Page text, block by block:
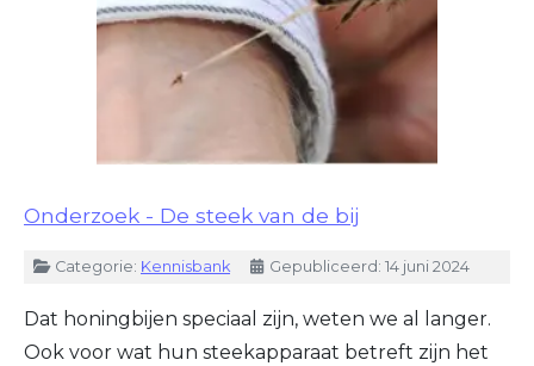
Onderzoek - De steek van de bij
DetailsCategorie: Kennisbank Gepubliceerd: 14 juni 2024
Dat honingbijen speciaal zijn, weten we al langer.
Ook voor wat hun steekapparaat betreft zijn het